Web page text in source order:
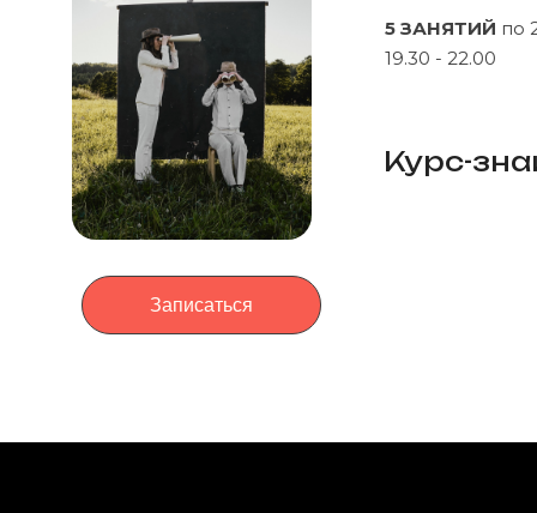
Курс-
Записаться
5 ЗАНЯТИЙ по
19.30 - 22.00